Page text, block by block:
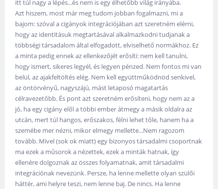
itt túl nagy a lépés...és nem is egy élhetőbb világ irányába.
Azt hiszem, most már meg tudom jobban fogalmazni, mi a
bajom: szóval a cigányok integrációjában azt szeretném elérni,
hogy az identitásuk megtartásával alkalmazkodni tudjanak a
többségi társadalom által elfogadott, elviselhető normákhoz. Ez
a minta pedig ennek az ellenkezőjét erősíti: nem kell tanulni,
hogy ismert, sikeres legyél, és legyen pénzed. Nem fontos mi van
belül, az ajakfeltöltés elég. Nem kell együttműködnöd senkivel,
az öntörvényű, nagyszájú, mást letaposó magatartás
célravezetőbb. És pont azt szeretném erősíteni, hogy nem az a
jó, ha egy cigány elől a többi ember átmegy a másik oldalra az
utcán, mert túl hangos, erőszakos, félni lehet tőle, hanem ha a
szemébe mer nézni, mikor elmegy mellette...Nem ragozom
tovább. Mivel (sok ok miatt) egy bizonyos társadalmi csoportnak
ma ezek a műsorok a nézettek, ezek a minták hatnak, így
ellenére dolgoznak az összes folyamatnak, amit társadalmi
integrációnak nevezünk. Persze, ha lenne mellette olyan szülői
háttér, ami helyre teszi, nem lenne baj. De nincs. Ha lenne